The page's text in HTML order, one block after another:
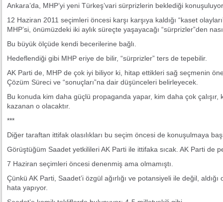
Ankara’da, MHP’yi yeni Türkeş’vari sürprizlerin beklediği
12 Haziran 2011 seçimleri öncesi karşı karşıya kaldığı “kaset
MHP’si, önümüzdeki iki aylık süreçte yaşayacağı “sürprizler”den
Bu büyük ölçüde kendi becerilerine bağlı.
Hedeflendiği gibi MHP eriye de bilir, “sürprizler” ters de tepebilir.
AK Parti de, MHP de çok iyi biliyor ki, hitap ettikleri sağ seçmenin
Çözüm Süreci ve “sonuçları”na dair düşünceleri belirleyecek.
Bu konuda kim daha güçlü propaganda yapar, kim daha çok çalışır,
kazanan o olacaktır.
***
Diğer taraftan ittifak olasılıkları bu seçim öncesi de konuşulmaya
Görüştüğüm Saadet yetkilileri AK Parti ile ittifaka sıcak. AK Parti de
7 Haziran seçimleri öncesi denenmiş ama olmamıştı.
Çünkü AK Parti, Saadet’i özgül ağırlığı ve potansiyeli ile değil,
hata yapıyor.